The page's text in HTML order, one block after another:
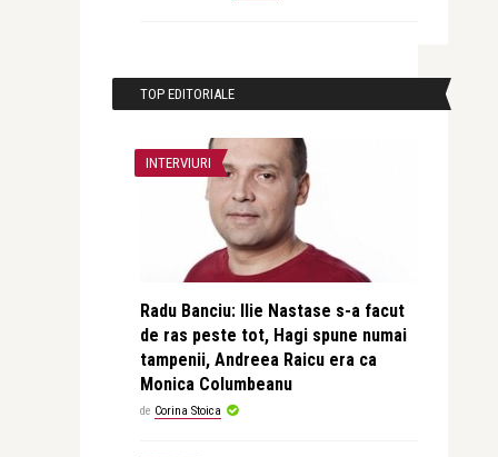
TOP EDITORIALE
INTERVIURI
Radu Banciu: Ilie Nastase s-a facut
de ras peste tot, Hagi spune numai
tampenii, Andreea Raicu era ca
Monica Columbeanu
de Corina Stoica